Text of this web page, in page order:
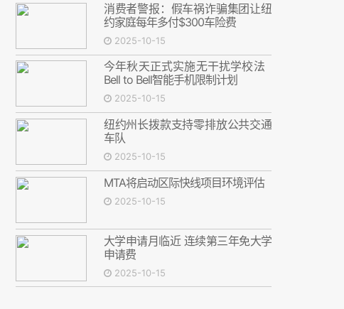
消费者警报：假车祸诈骗集团让纽
约家庭每年多付$300车险费
2025-10-15
今年秋天正式实施无干扰学校法
Bell to Bell智能手机限制计划
2025-10-15
纽约州长拨款支持零排放公共交通
车队
2025-10-15
MTA将启动区际快线项目环境评估
2025-10-15
大学申请月临近 连续第三年免大学
申请费
2025-10-15